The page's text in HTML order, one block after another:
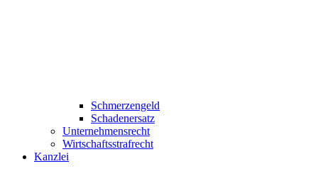
Schmerzengeld
Schadenersatz
Unternehmensrecht
Wirtschaftsstrafrecht
Kanzlei